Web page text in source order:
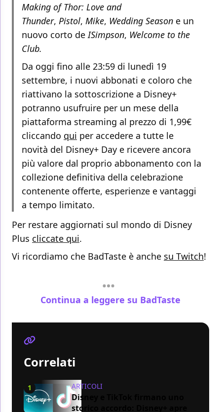
Making of Thor: Love and
Thunder, Pistol, Mike, Wedding Season e un
nuovo corto deISimpson, Welcome to the
Club.
Da oggi fino alle 23:59 di lunedì 19
settembre, i nuovi abbonati e coloro che
riattivano la sottoscrizione a Disney+
potranno usufruire per un mese della
piattaforma streaming al prezzo di 1,99€
cliccando qui per accedere a tutte le
novità del Disney+ Day e ricevere ancora
più valore dal proprio abbonamento con la
collezione definitiva della celebrazione
contenente offerte, esperienze e vantaggi
a tempo limitato.
Per restare aggiornati sul mondo di Disney
Plus cliccate qui.
Vi ricordiamo che BadTaste è anche su Twitch!
Continua a leggere su BadTaste
Correlati
1 ARTICOLI
Disney e TikTok firmano uno
storico accordo: Disney+ apre